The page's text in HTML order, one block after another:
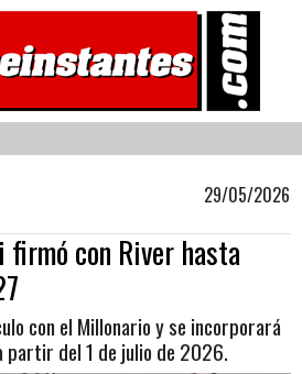
29/05/2026
firmó con River hasta
con el Millonario y se incorporará
del 1 de julio de 2026.